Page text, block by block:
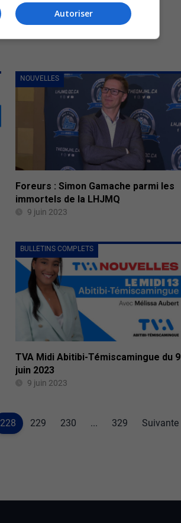
NOUVELLES
Foreurs : Simon Gamache parmi les
immortels de la LHJMQ
9 juin 2023
BULLETINS COMPLETS
TVA Midi Abitibi-Témiscamingue du 9
juin 2023
9 juin 2023
228 229 230 ... 329 Suivante
Autoriser